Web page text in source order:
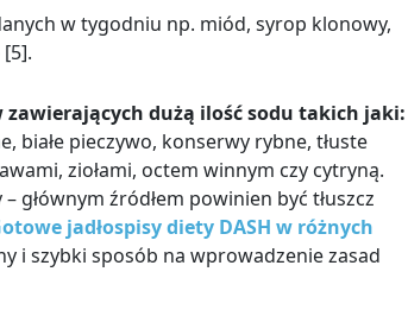
w tygodniu np. miód, syrop klonowy,
zawierających dużą ilość sodu takich jaki:
pieczywo, konserwy rybne, tłuste
ziołami, octem winnym czy cytryną.
– głównym źródłem powinien być tłuszcz
jadłospisy diety DASH w różnych
i szybki sposób na wprowadzenie zasad